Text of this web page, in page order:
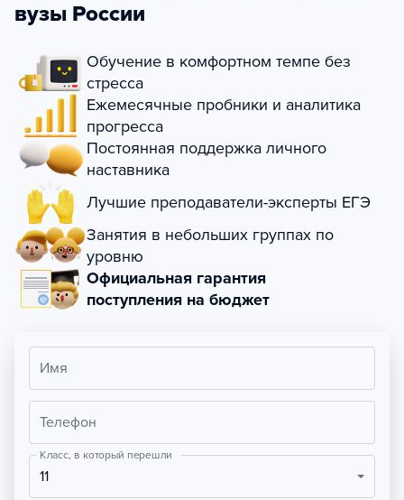
вузы России
Обучение в комфортном темпе без
стресса
Ежемесячные пробники и аналитика
прогресса
Постоянная поддержка личного
наставника
Лучшие преподаватели-эксперты ЕГЭ
Занятия в небольших группах по
уровню
Официальная гарантия
поступления на бюджет
Имя
Телефон
Класс, в который перешли
11